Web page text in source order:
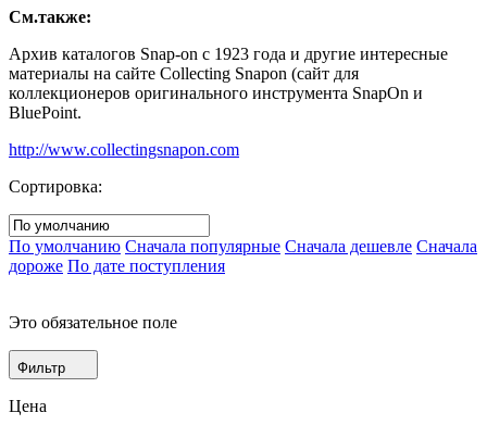
См.также:
Архив каталогов Snap-on с 1923 года и другие интересные
материалы на сайте Collecting Snapon (сайт для
коллекционеров оригинального инструмента SnapOn и
BluePoint.
http://www.collectingsnapon.com
Сортировка:
По умолчанию Сначала популярные Сначала дешевле Сначала
дороже По дате поступления
Это обязательное поле
Фильтр
Цена